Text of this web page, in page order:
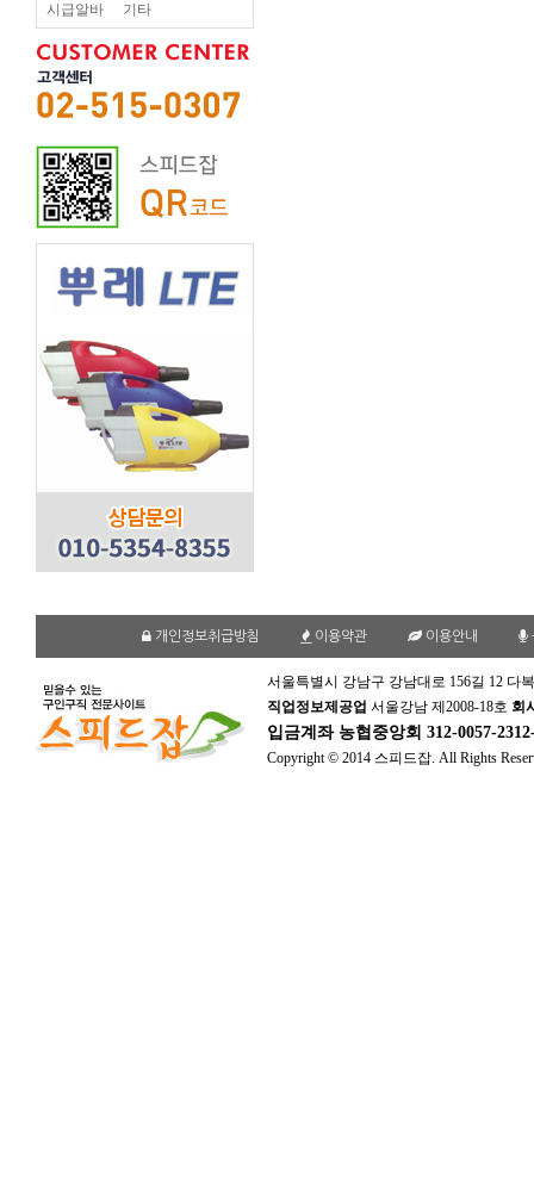
시급알바 기타
개인정보취급방침 이용약관 이용안내
서울특별시 강남구 강남대로 156길 12 다
직업정보제공업 서울강남 제2008-18호 회
입금계좌 농협중앙회 312-0057-
Copyright © 2014 스피드잡. All Rights